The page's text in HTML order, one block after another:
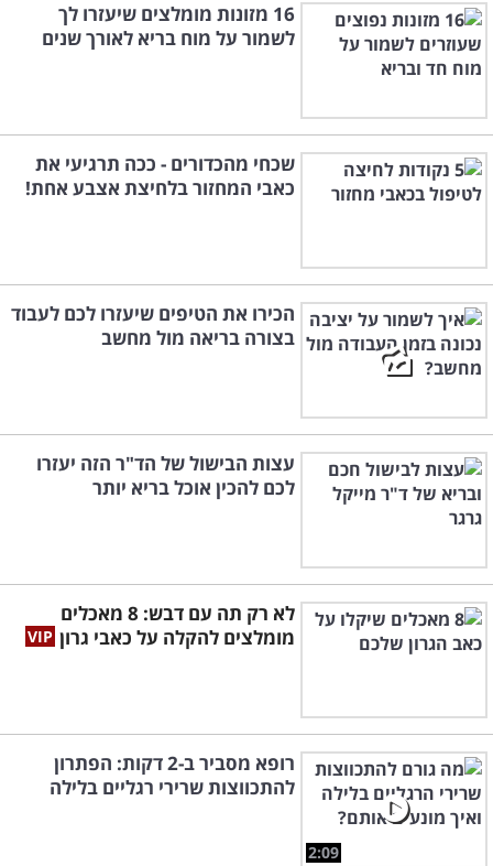
16 מזונות מומלצים שיעזרו לך
לשמור על מוח בריא לאורך שנים
שכחי מהכדורים - ככה תרגיעי את
כאבי המחזור בלחיצת אצבע אחת!
הכירו את הטיפים שיעזרו לכם לעבוד
בצורה בריאה מול מחשב
עצות הבישול של הד"ר הזה יעזרו
לכם להכין אוכל בריא יותר
לא רק תה עם דבש: 8 מאכלים
מומלצים להקלה על כאבי גרון
2:09
רופא מסביר ב-2 דקות: הפתרון
להתכווצות שרירי רגליים בלילה